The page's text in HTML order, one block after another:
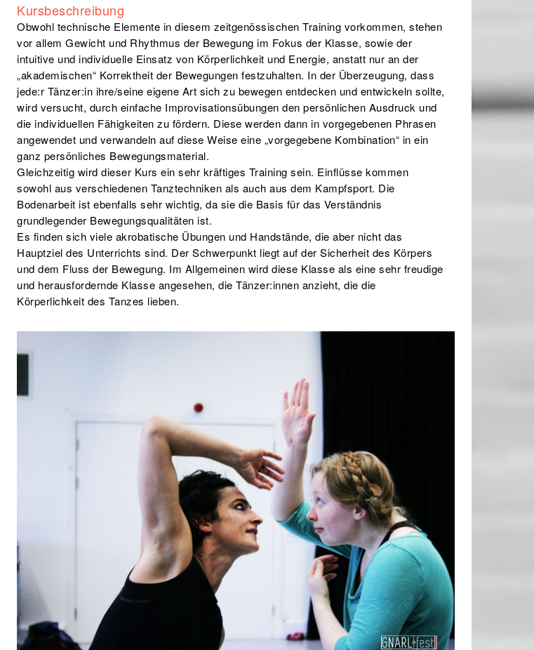
Kursbeschreibung
Obwohl technische Elemente in diesem zeitgenössischen Training vorkommen, stehen
vor allem Gewicht und Rhythmus der Bewegung im Fokus der Klasse, sowie der
intuitive und individuelle Einsatz von Körperlichkeit und Energie, anstatt nur an der
„akademischen“ Korrektheit der Bewegungen festzuhalten. In der Überzeugung, dass
jede:r Tänzer:in ihre/seine eigene Art sich zu bewegen entdecken und entwickeln sollte,
wird versucht, durch einfache Improvisationsübungen den persönlichen Ausdruck und
die individuellen Fähigkeiten zu fördern. Diese werden dann in vorgegebenen Phrasen
angewendet und verwandeln auf diese Weise eine „vorgegebene Kombination“ in ein
ganz persönliches Bewegungsmaterial.
Gleichzeitig wird dieser Kurs ein sehr kräftiges Training sein. Einflüsse kommen
sowohl aus verschiedenen Tanztechniken als auch aus dem Kampfsport. Die
Bodenarbeit ist ebenfalls sehr wichtig, da sie die Basis für das Verständnis
grundlegender Bewegungsqualitäten ist.
Es finden sich viele akrobatische Übungen und Handstände, die aber nicht das
Hauptziel des Unterrichts sind. Der Schwerpunkt liegt auf der Sicherheit des Körpers
und dem Fluss der Bewegung. Im Allgemeinen wird diese Klasse als eine sehr freudige
und herausfordernde Klasse angesehen, die Tänzer:innen anzieht, die die
Körperlichkeit des Tanzes lieben.